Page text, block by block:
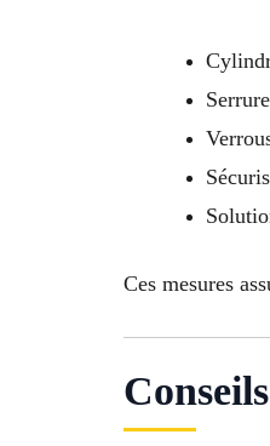
Ces mesures